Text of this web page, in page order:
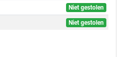
Niet gestolen
Niet gestolen